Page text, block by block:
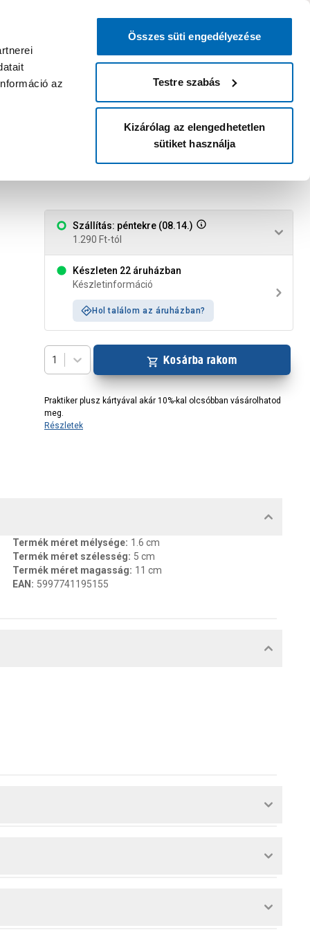
az
Összes süti engedélyezése
Testre szabás
Kizárólag az elengedhetetlen
sütiket használja
bejelentkezni?
Belépés Listáim
Áruházak és szolgáltatások
Szállítás: péntekre (08.14.)
1.290 Ft-tól
Készleten 22 áruházban
Készletinformáció
Hol találom az áruházban?
1 Kosárba rakom
Praktiker plusz kártyával akár 10%-kal olcsóbban vásárolhatod
meg.
Részletek
Termék méret mélysége: 1.6 cm
Termék méret szélesség: 5 cm
Termék méret magasság: 11 cm
EAN : 5997741195155